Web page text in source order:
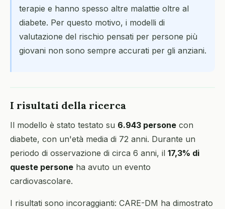
terapie e hanno spesso altre malattie oltre al
diabete. Per questo motivo, i modelli di
valutazione del rischio pensati per persone più
giovani non sono sempre accurati per gli anziani.
I risultati della ricerca
Il modello è stato testato su 6.943 persone con
diabete, con un'età media di 72 anni. Durante un
periodo di osservazione di circa 6 anni, il 17,3% di
queste persone ha avuto un evento
cardiovascolare.
I risultati sono incoraggianti: CARE-DM ha dimostrato